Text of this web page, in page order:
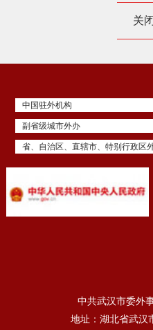
关
中国驻外机构
副省级城市外办
省、自治区、直辖市、特别行政区
中共武汉市委外
地址：湖北省武汉